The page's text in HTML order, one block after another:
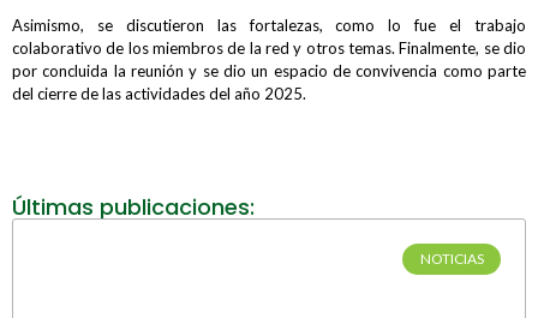
Asimismo, se discutieron las fortalezas, como lo fue el trabajo
colaborativo de los miembros de la red y otros temas. Finalmente, se dio
por concluida la reunión y se dio un espacio de convivencia como parte
del cierre de las actividades del año 2025.
Últimas publicaciones:
NOTICIAS